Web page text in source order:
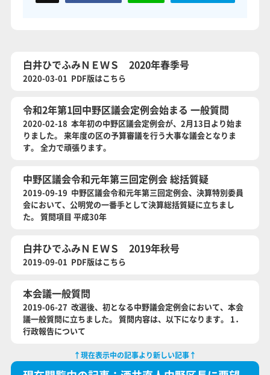
白井ひでふみＮＥＷＳ 2020年春季号
2020-03-01 PDF版はこちら
令和2年第1回中野区議会定例会始まる 一般質問
2020-02-18 本年初の中野区議会定例会が、2月13日より始ま
りました。 来年度の区の予算審議を行う大事な議会となりま
す。 全力で頑張ります。
中野区議会令和元年第三回定例会 総括質疑
2019-09-19 中野区議会令和元年第三回定例会、決算特別委員
会において、公明党の一番手として決算総括質疑に立ちまし
た。 質問項目 平成30年
白井ひでふみＮＥＷＳ 2019年秋号
2019-09-01 PDF版はこちら
本会議一般質問
2019-06-27 改選後、初となる中野議会定例会において、本会
議一般質問に立ちました。 質問内容は、以下になります。 1．
行政報告について
↑現在表示中の記事より新しい記事↑